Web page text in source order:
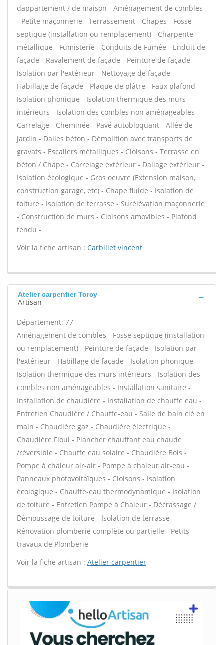
dappartement / de maison - Aménagement de combles
- Petite maçonnerie - Terrassement - Chapes - Fosse
septique (installation ou remplacement) - Charpente
métallique - Fumisterie - Conduits de Fumée - Enduit de
façade - Ravalement de façade - Peinture de façade -
Isolation par l'extérieur - Nettoyage de façade -
Habillage de façade - Plaque de plâtre - Faux plafond -
Isolation phonique - Isolation thermique des murs
intérieurs - Isolation des combles non aménageables -
Carrelage - Cheminée - Pavé autobloquant - Allée de
jardin - Dalles béton - Démolition avec transports de
gravats - Escaliers métalliques - Cloisons - Terrasse en
béton / Chape - Carrelage extérieur - Dallage extérieur -
Isolation écologique - Gros oeuvre (Extension maison,
construction garage, etc) - Chape fluide - Isolation de
toiture - Isolation de terrasse - Surélévation maçonnerie
- Construction de murs - Cloisons amovibles - Plafond
tendu -
Voir la fiche artisan : Carbillet vincent
Atelier carpentier Torcy
Artisan
Département: 77
Aménagement de combles - Fosse septique (installation
ou remplacement) - Peinture de façade - Isolation par
l'extérieur - Habillage de façade - Isolation phonique -
Isolation thermique des murs intérieurs - Isolation des
combles non aménageables - Installation sanitaire -
Installation de chaudière - Installation de chauffe eau -
Entretien Chaudière / Chauffe-eau - Salle de bain clé en
main - Chaudière gaz - Chaudière électrique -
Chaudière Fioul - Plancher chauffant eau chaude
/réversible - Chauffe eau solaire - Chaudière Bois -
Pompe à chaleur air-air - Pompe à chaleur air-eau -
Panneaux photovoltaïques - Cloisons - Isolation
écologique - Chauffe-eau thermodynamique - Isolation
de toiture - Entretien Pompe à Chaleur - Décrassage /
Démoussage de toiture - Isolation de terrasse -
Rénovation plomberie complète ou partielle - Petits
travaux de Plomberie -
Voir la fiche artisan : Atelier carpentier